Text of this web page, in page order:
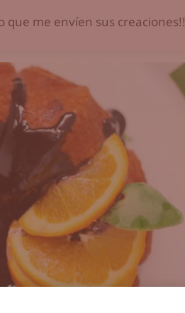
que me envíen sus creaciones!!